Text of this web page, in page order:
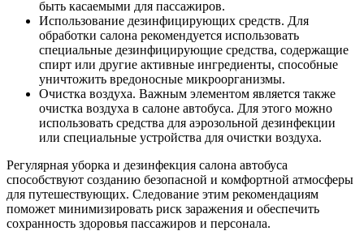
быть касаемыми для пассажиров.
Использование дезинфицирующих средств. Для
обработки салона рекомендуется использовать
специальные дезинфицирующие средства, содержащие
спирт или другие активные ингредиенты, способные
уничтожить вредоносные микроорганизмы.
Очистка воздуха. Важным элементом является также
очистка воздуха в салоне автобуса. Для этого можно
использовать средства для аэрозольной дезинфекции
или специальные устройства для очистки воздуха.
Регулярная уборка и дезинфекция салона автобуса
способствуют созданию безопасной и комфортной атмосферы
для путешествующих. Следование этим рекомендациям
поможет минимизировать риск заражения и обеспечить
сохранность здоровья пассажиров и персонала.